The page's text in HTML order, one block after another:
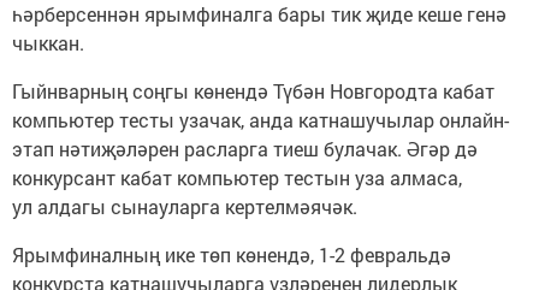
һәрберсеннән ярымфиналга бары тик җиде кеше генә
чыккан.
Гыйнварның соңгы көнендә Түбән Новгородта кабат
компьютер тесты узачак, анда катнашучылар онлайн-
этап нәтиҗәләрен расларга тиеш булачак. Әгәр дә
конкурсант кабат компьютер тестын уза алмаса,
ул алдагы сынауларга кертелмәячәк.
Ярымфиналның ике төп көнендә, 1-2 февральдә
конкурста катнашучыларга үзләренең лидерлык